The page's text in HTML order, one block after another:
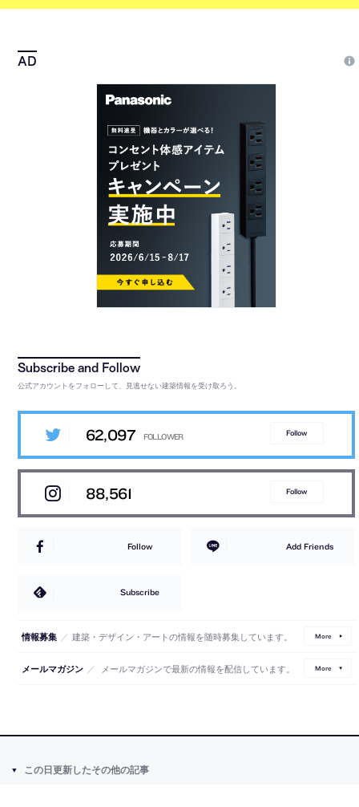
公式アカウントをフォローして、見逃せない建築情報を受け取ろう。
62,097 Follow
88,561 Follow
Follow Add Friends
Subscribe
情報募集 ／ 建築・デザイン・アートの情報を随時募集しています。 More
メールマガジン ／ メールマガジンで最新の情報を配信しています。 More
この日更新したその他の記事